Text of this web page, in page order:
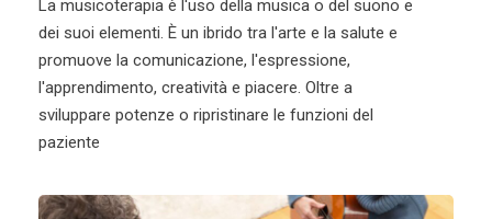
La musicoterapia è l'uso della musica o del suono e
dei suoi elementi. È un ibrido tra l'arte e la salute e
promuove la comunicazione, l'espressione,
l'apprendimento, creatività e piacere. Oltre a
sviluppare potenze o ripristinare le funzioni del
paziente